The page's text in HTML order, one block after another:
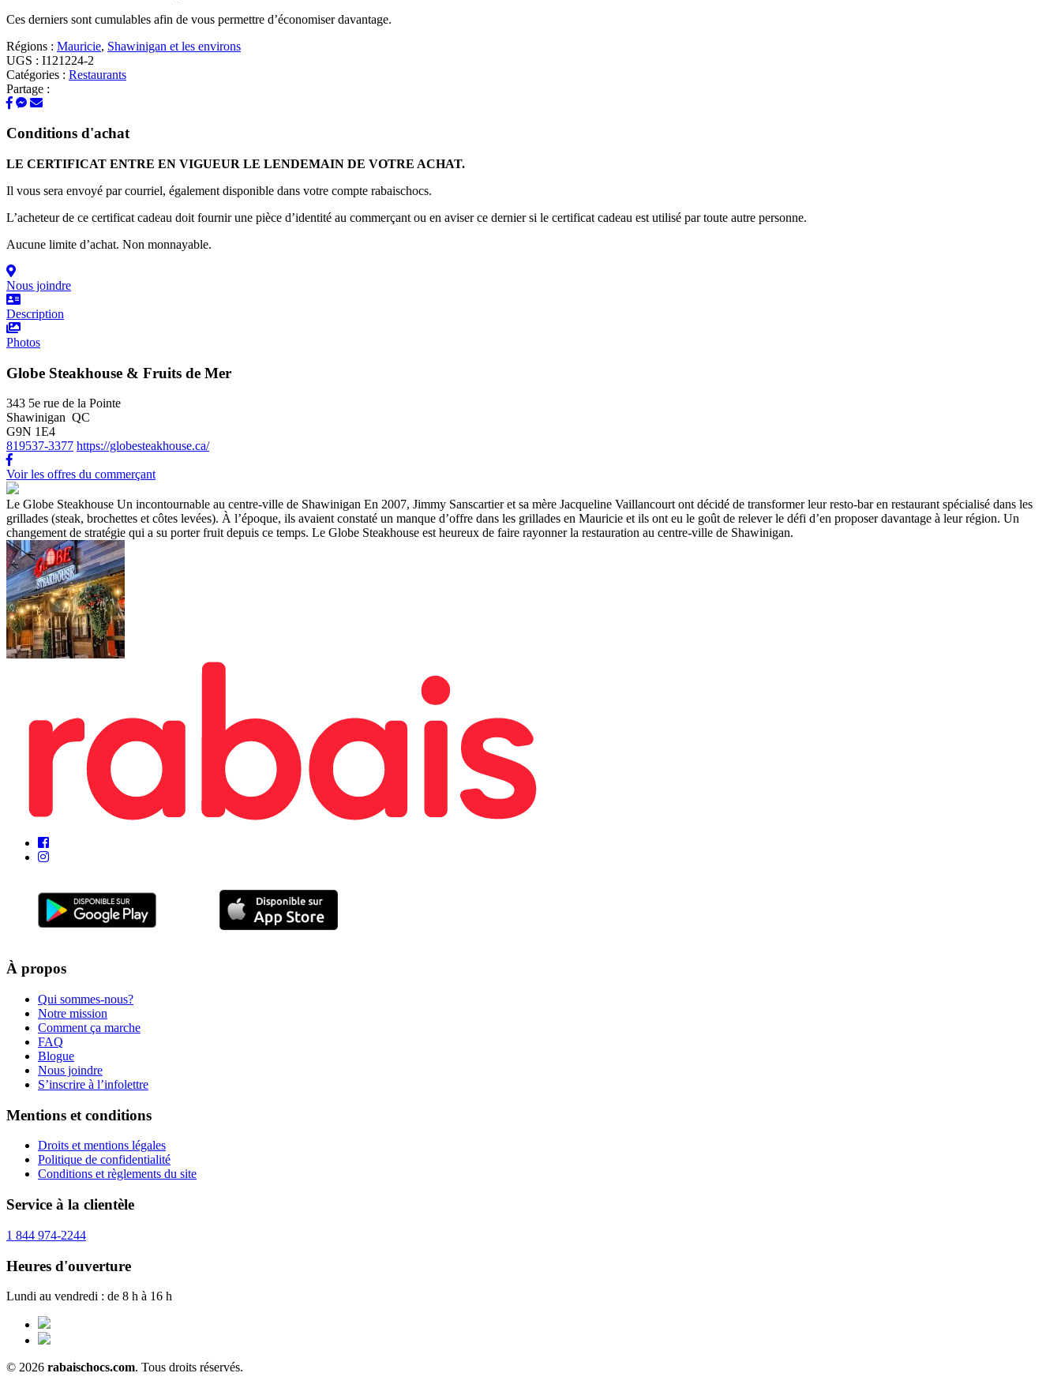
Ces derniers sont cumulables afin de vous permettre d’économiser davantage.
Régions : Mauricie, Shawinigan et les environs
UGS : I121224-2
Catégories : Restaurants
Partage :
Conditions d'achat
LE CERTIFICAT ENTRE EN VIGUEUR LE LENDEMAIN DE VOTRE ACHAT.
Il vous sera envoyé par courriel, également disponible dans votre compte rabaischocs.
L’acheteur de ce certificat cadeau doit fournir une pièce d’identité au commerçant ou en aviser ce dernier si le certificat cadeau est utilisé par toute autre personne.
Aucune limite d’achat. Non monnayable.
Nous joindre
Description
Photos
Globe Steakhouse & Fruits de Mer
343 5e rue de la Pointe
Shawinigan QC
G9N 1E4
819537-3377 https://globesteakhouse.ca/
Voir les offres du commerçant
Le Globe Steakhouse Un incontournable au centre-ville de Shawinigan En 2007, Jimmy Sanscartier et sa mère Jacqueline Vaillancourt ont décidé de transformer leur resto-bar en restaurant spécialisé dans les
grillades (steak, brochettes et côtes levées). À l’époque, ils avaient constaté un manque d’offre dans les grillades en Mauricie et ils ont eu le goût de relever le défi d’en proposer davantage à leur région. Un
changement de stratégie qui a su porter fruit depuis ce temps. Le Globe Steakhouse est heureux de faire rayonner la restauration au centre-ville de Shawinigan.
À propos
Qui sommes-nous?
Notre mission
Comment ça marche
FAQ
Blogue
Nous joindre
S’inscrire à l’infolettre
Mentions et conditions
Droits et mentions légales
Politique de confidentialité
Conditions et règlements du site
Service à la clientèle
1 844 974-2244
Heures d'ouverture
Lundi au vendredi : de 8 h à 16 h
© 2026 rabaischocs.com. Tous droits réservés.